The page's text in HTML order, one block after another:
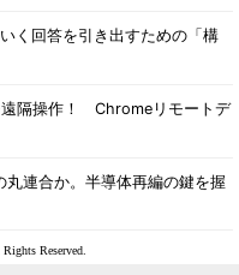
く回答を引き出すための「構
遠隔操作！ Chromeリモートデ
連合か。半導体再編の鍵を握
Reserved.